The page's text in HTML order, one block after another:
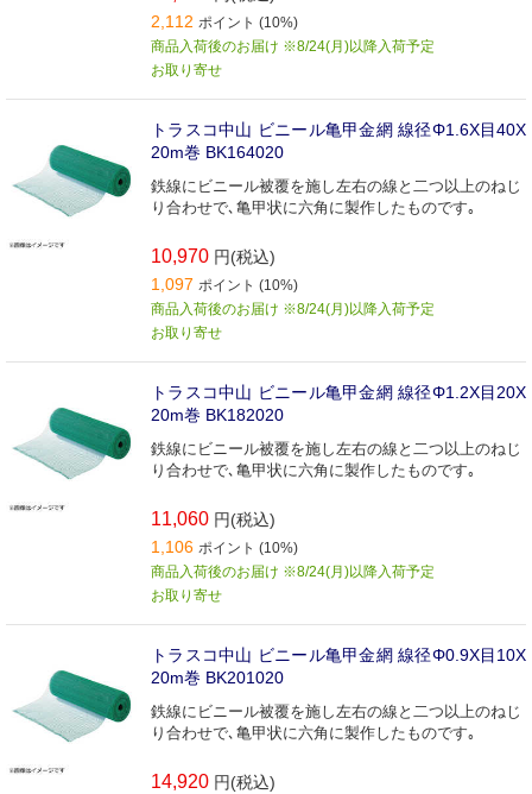
2,112 ポイント (10%)
商品入荷後のお届け ※8/24(月)以降入荷予定
お取り寄せ
トラスコ中山 ビニール亀甲金網 線径Φ1.6X目40X
20m巻 BK164020
鉄線にビニール被覆を施し左右の線と二つ以上のねじ
り合わせで､亀甲状に六角に製作したものです｡
10,970 円(税込)
1,097 ポイント (10%)
商品入荷後のお届け ※8/24(月)以降入荷予定
お取り寄せ
トラスコ中山 ビニール亀甲金網 線径Φ1.2X目20X
20m巻 BK182020
鉄線にビニール被覆を施し左右の線と二つ以上のねじ
り合わせで､亀甲状に六角に製作したものです｡
11,060 円(税込)
1,106 ポイント (10%)
商品入荷後のお届け ※8/24(月)以降入荷予定
お取り寄せ
トラスコ中山 ビニール亀甲金網 線径Φ0.9X目10X
20m巻 BK201020
鉄線にビニール被覆を施し左右の線と二つ以上のねじ
り合わせで､亀甲状に六角に製作したものです｡
14,920 円(税込)